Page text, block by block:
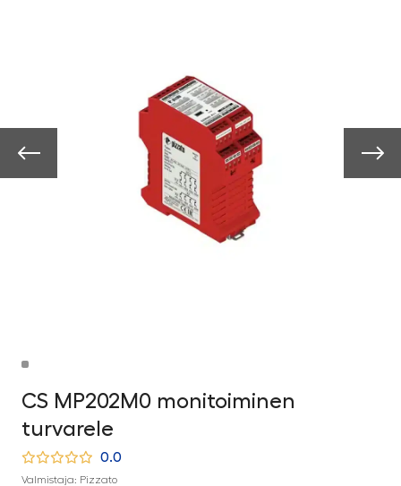
CS MP202M0 monitoiminen
turvarele
0.0
Valmistaja: Pizzato